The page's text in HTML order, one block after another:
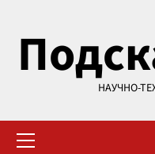
содержимому
НАУЧНО-
меню